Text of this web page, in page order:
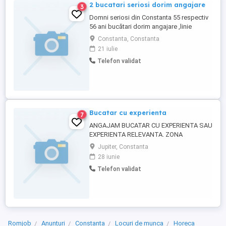
3 2 bucatari seriosi dorim angajare
Domni seriosi din Constanta 55 respectiv
56 ani bucătari dorim angajare ,linie
autoservire,restaurant specific
peste,fructe de mare etc,catering sau
conducători auto permis categoria b
cerem și oferim seriozitate...Multumim
Constanta, Constanta
21 iulie
Telefon validat
7 Bucatar cu experienta
ANGAJAM BUCATAR CU EXPERIENTA SAU
EXPERIENTA RELEVANTA. ZONA
MANGALIA
Jupiter, Constanta
28 iunie
Telefon validat
Romjob Anunțuri Constanta Locuri de munca
Horeca